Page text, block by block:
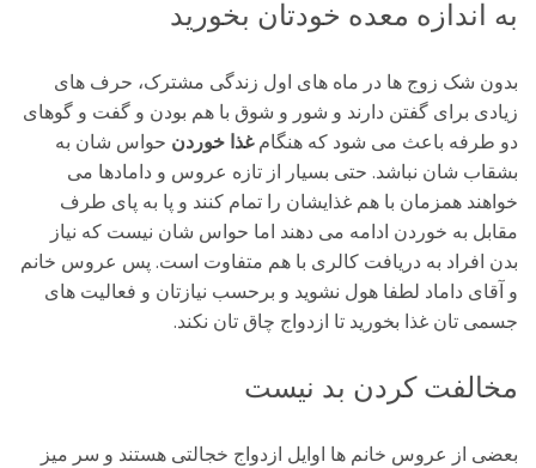
به اندازه معده خودتان بخورید
بدون شک زوج ها در ماه های اول زندگی مشترک، حرف های
زیادی برای گفتن دارند و شور و شوق با هم بودن و گفت و گوهای
دو طرفه باعث می شود که هنگامغذا خوردن حواس شان به
بشقاب شان نباشد. حتی بسیار از تازه عروس و دامادها می
خواهند همزمان با هم غذایشان را تمام کنند و پا به پای طرف
مقابل به خوردن ادامه می دهند اما حواس شان نیست که نیاز
بدن افراد به دریافت کالری با هم متفاوت است. پس عروس خانم
و آقای داماد لطفا هول نشوید و برحسب نیازتان و فعالیت های
جسمی تان غذا بخورید تا ازدواج چاق تان نکند.
مخالفت کردن بد نیست
بعضی از عروس خانم ها اوایل ازدواج خجالتی هستند و سر میز